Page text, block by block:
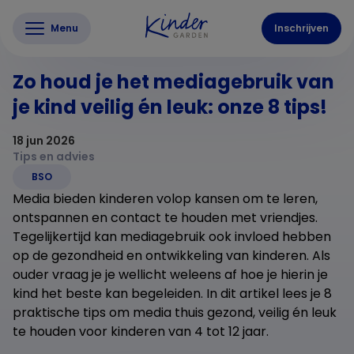
Menu Inschrijven
Zo houd je het mediagebruik van
je kind veilig én leuk: onze 8 tips!
18 jun 2026
Tips en advies
BSO
Media bieden kinderen volop kansen om te leren,
ontspannen en contact te houden met vriendjes.
Tegelijkertijd kan mediagebruik ook invloed hebben
op de gezondheid en ontwikkeling van kinderen. Als
ouder vraag je je wellicht weleens af hoe je hierin je
kind het beste kan begeleiden. In dit artikel lees je 8
praktische tips om media thuis gezond, veilig én leuk
te houden voor kinderen van 4 tot 12 jaar.